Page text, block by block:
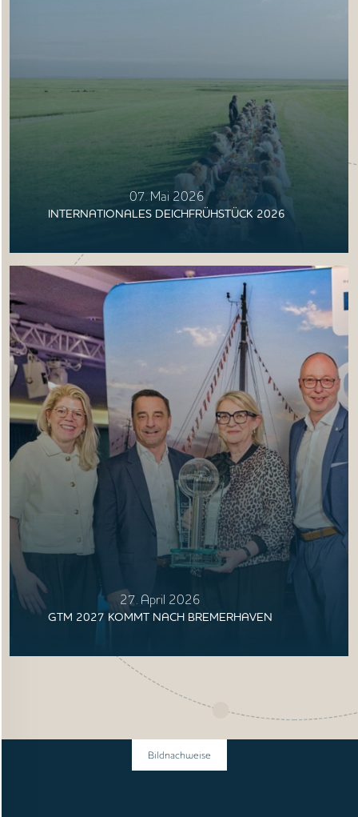
07. Mai 2026
INTERNATIONALES DEICHFRÜHSTÜCK 2026
27. April 2026
GTM 2027 KOMMT NACH BREMERHAVEN
Bildnachweise